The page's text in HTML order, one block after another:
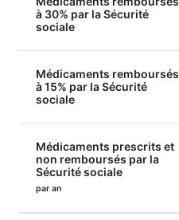
à 30% par la Sécurité
sociale
Médicaments remboursés
à 15% par la Sécurité
sociale
Médicaments prescrits et
non remboursés par la
Sécurité sociale
par an